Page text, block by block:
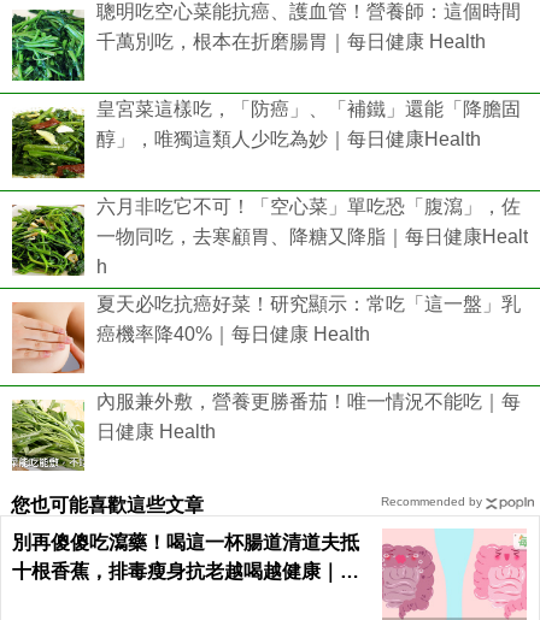
聰明吃空心菜能抗癌、護血管！營養師：這個時間
千萬別吃，根本在折磨腸胃｜每日健康 Health
皇宮菜這樣吃，「防癌」、「補鐵」還能「降膽固
醇」，唯獨這類人少吃為妙｜每日健康Health
六月非吃它不可！「空心菜」單吃恐「腹瀉」，佐
一物同吃，去寒顧胃、降糖又降脂｜每日健康Healt
h
夏天必吃抗癌好菜！研究顯示：常吃「這一盤」乳
癌機率降40%｜每日健康 Health
內服兼外敷，營養更勝番茄！唯一情況不能吃｜每
日健康 Health
您也可能喜歡這些文章
別再傻傻吃瀉藥！喝這一杯腸道清道夫抵
十根香蕉，排毒瘦身抗老越喝越健康｜每
Recommended by